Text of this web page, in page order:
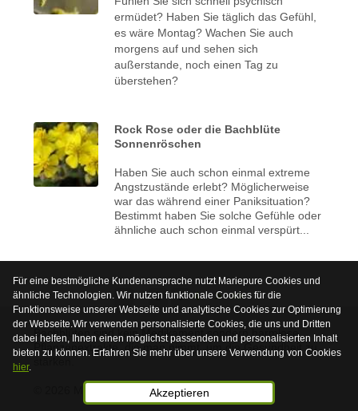
ermüdet? Haben Sie täglich das Gefühl,
es wäre Montag? Wachen Sie auch
morgens auf und sehen sich
außerstande, noch einen Tag zu
überstehen?
Rock Rose oder die Bachblüte
Sonnenröschen
Haben Sie auch schon einmal extreme
Angstzustände erlebt? Möglicherweise
war das während einer Paniksituation?
Bestimmt haben Sie solche Gefühle oder
ähnliche auch schon einmal verspürt...
< 2 3 4 > >>
Bachblüten sind kein Medikament sondern harmlose
Pflanzenextrakte, die man nimmt, um die Gesundheit zu
© 2026 Mariepure - WebdesignPubli4u
Für eine bestmögliche Kundenansprache nutzt Mariepure Cookies und
ähnliche Technologien. Wir nutzen funktionale Cookies für die
Funktionsweise unserer Webseite und analytische Cookies zur Optimierung
der Webseite.Wir verwenden personalisierte Cookies, die uns und Dritten
dabei helfen, Ihnen einen möglichst passenden und personalisierten Inhalt
bieten zu können. Erfahren Sie mehr über unsere Verwendung von Cookies
hier.
Akzeptieren